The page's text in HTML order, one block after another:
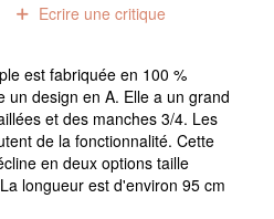
Ecrire une critique
est fabriquée en 100 %
un design en A. Elle a un grand
et des manches 3/4. Les
de la fonctionnalité. Cette
en deux options taille
longueur est d'environ 95 cm